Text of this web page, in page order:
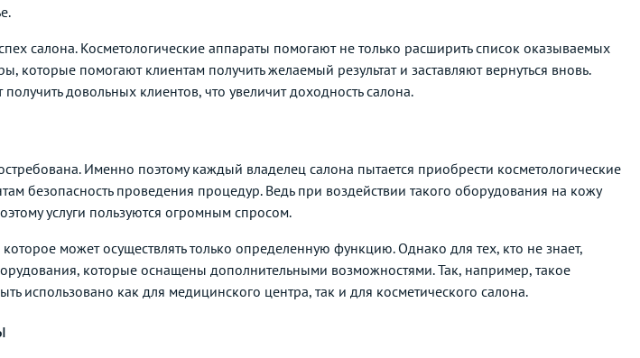
салона. Косметологические аппараты помогают не только расширить список оказываемых
которые помогают клиентам получить желаемый результат и заставляют вернуться вновь.
довольных клиентов, что увеличит доходность салона.
Именно поэтому каждый владелец салона пытается приобрести косметологические
безопасность проведения процедур. Ведь при воздействии такого оборудования на кожу
услуги пользуются огромным спросом.
может осуществлять только определенную функцию. Однако для тех, кто не знает,
которые оснащены дополнительными возможностями. Так, например, такое
использовано как для медицинского центра, так и для косметического салона.